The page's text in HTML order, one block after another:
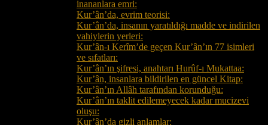
inananlara emri:
Kur’ân’da, evrim teorisi:
Kur’ân’da, insanın yaratıldığı madde ve indirilen
vahiylerin yerleri:
Kur’ân-ı Kerîm’de geçen Kur’ân’ın 77 isimleri
ve sıfatları:
Kur’ân’ın şifresi, anahtarı Hurûf-ı Mukattaa:
Kur’ân, insanlara bildirilen en güncel Kitap:
Kur’ân’ın Allâh tarafından korunduğu:
Kur’ân’ın taklit edilemeyecek kadar mucizevi
oluşu:
Kur’ân’da gizli anlamlar: